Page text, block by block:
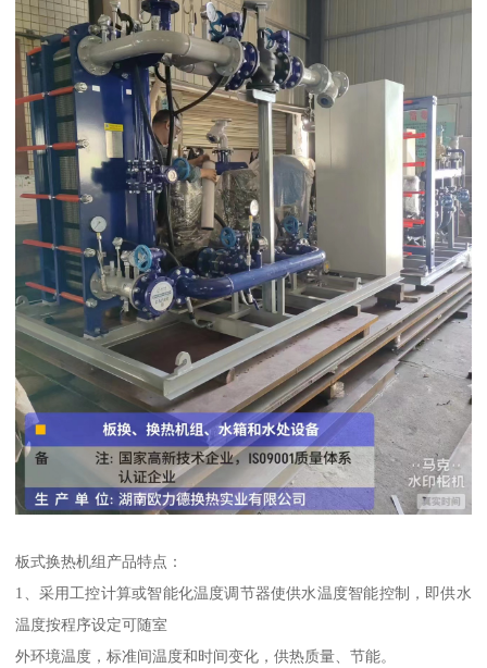
板式换热机组产品特点：
1、采用工控计算或智能化温度调节器使供水温度智能控制，即供水
温度按程序设定可随室
外环境温度，标准间温度和时间变化，供热质量、节能。